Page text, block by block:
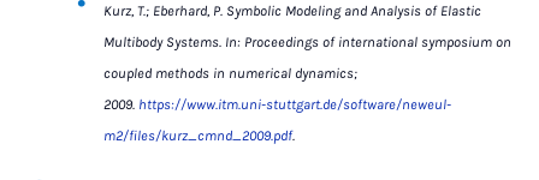
Kurz, T.; Eberhard, P. Symbolic Modeling and Analysis of Elastic
Multibody Systems. In: Proceedings of international symposium on
coupled methods in numerical dynamics;
2009. https://www.itm.uni-stuttgart.de/software/neweul-
m2/files/kurz_cmnd_2009.pdf.